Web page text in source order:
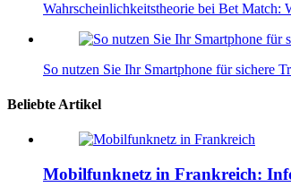
Wahrscheinlichkeitstheorie bei Bet
So nutzen Sie Ihr Smartphone für sichere
Beliebte Artikel
Mobilfunknetz in Frankreich: